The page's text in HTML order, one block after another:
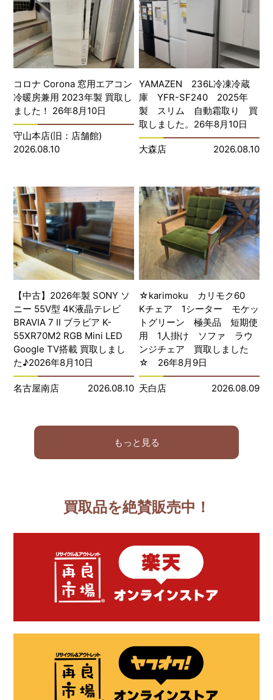
コロナ Corona 窓用エアコン
冷暖房兼用 2023年製 買取し
ました！ 26年8月10日
守山本店(旧：店舗館)
2026.08.10
YAMAZEN 236L冷凍冷蔵
庫 YFR-SF240 2025年
製 スリム 自動霜取り 買
取しました。26年8月10日
大森店 2026.08.10
【中古】2026年製 SONY ソ
ニー 55V型 4K液晶テレビ
BRAVIA 7 Ⅱ ブラビア K-
55XR70M2 RGB Mini LED
Google TV搭載 買取しまし
た♪2026年8月10日
名古屋南店 2026.08.10
☆karimoku カリモク60
Kチェア 1シーター モケッ
トグリーン 極美品 短期使
用 1人掛け ソファ ラウ
ンジチェア 買取しました
☆ 26年8月9日
天白店 2026.08.09
もっと見る
買取品を絶賛販売中！